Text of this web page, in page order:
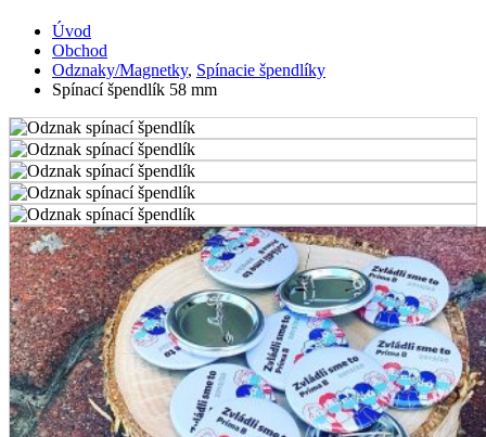
Úvod
Obchod
Odznaky/Magnetky, Spínacie špendlíky
Spínací špendlík 58 mm